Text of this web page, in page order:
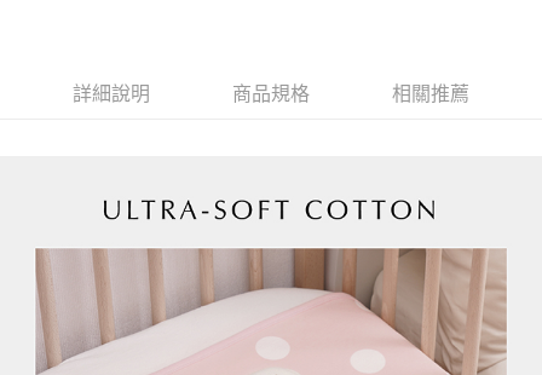
帳／街口支付／iPASS MONEY」等通路繳費。
買賣價金債權讓與本公司後，依約使用本公司帳單繳交帳款。
2.基於同意付款使用「大哥付你分期」之契約關係目的，商店將以您的個人
由本公司與您本人進行分期帳單所需資料之確認、核對及更正。
3.完整用戶服務條款，請詳閱以下連結：https://oppay.tw/userRule
２．訂單成立數日內，您將收到繳費通知簡訊。
後付繳納相關費用。
是否繳費成功／繳費後需取消欲退款等相關疑問，請聯繫「AFTEE先享後付
客戶支援中心」
https://netprotections.freshdesk.com/support/home
【注意事項】
１．透過由恩沛科技股份有限公司提供之「AFTEE先享後付」服務完成之交
易，需依本服務之必要範圍內提供個人資料，並將交易相關給付款項請求債
每筆NT$100，滿NT$999(含以上)免運費
每筆NT$100，滿NT$1,000(含以上)免運費
宅配
每筆NT$100，滿NT$1,000(含以上)免運費
詳細說明 商品規格 相關推薦